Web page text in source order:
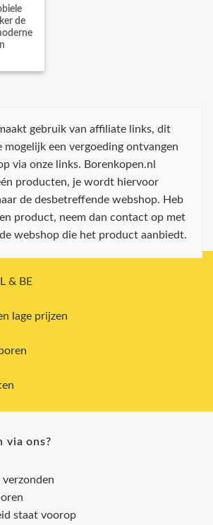
de
gebruik van affiliate links, dit
mogelijk een vergoeding ontvangen
via onze links. Borenkopen.nl
producten, je wordt hiervoor
de desbetreffende webshop. Heb
product, neem dan contact op met
webshop die het product aanbiedt.
& BE
lage prijzen
via ons?
staat voorop